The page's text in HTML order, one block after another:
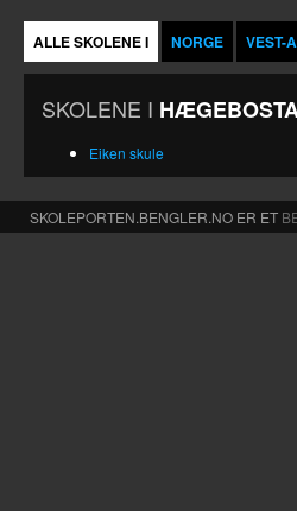
ALLE SKOLENE I NORGE VEST-
SKOLENE I
Eiken skule
SKOLEPORTEN.BENGLER.NO ER ET